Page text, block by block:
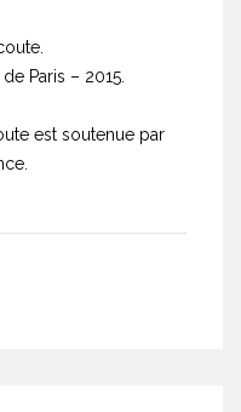
Paris – 2015.
est soutenue par